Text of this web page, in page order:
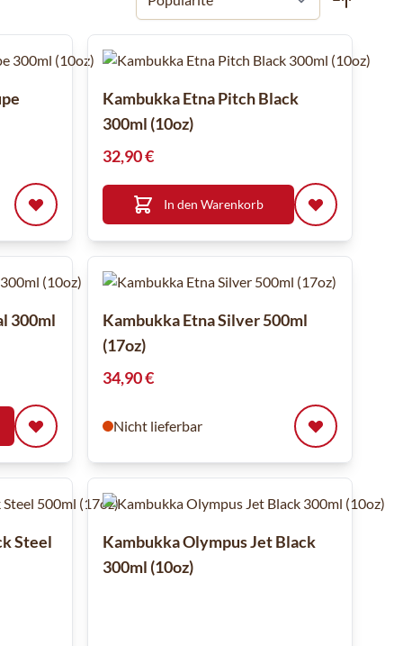
Kambukka Etna Pitch Black
300ml (10oz)
32,90 €
In den Warenkorb
300ml
Kambukka Etna Silver 500ml
(17oz)
34,90 €
Nicht lieferbar
Steel
Kambukka Olympus Jet Black
300ml (10oz)